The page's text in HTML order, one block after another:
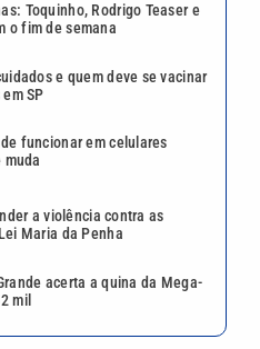
Toquinho, Rodrigo Teaser e
o fim de semana
e quem deve se vacinar
SP
funcionar em celulares
a violência contra as
Maria da Penha
acerta a quina da Mega-
mil